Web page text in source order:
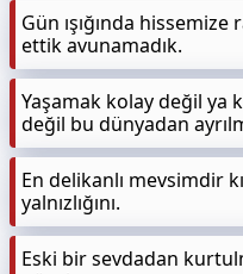
Gün ışığında
ettik avunamadık.
Yaşamak kolay değil ya
değil bu dünyadan
En delikanlı mevsimdir
yalnızlığını.
Eski bir sevdadan